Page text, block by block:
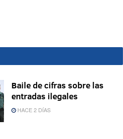
Baile de cifras sobre las
entradas ilegales
HACE 2 DÍAS